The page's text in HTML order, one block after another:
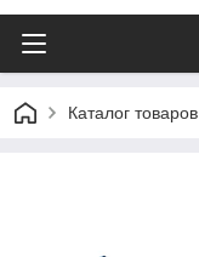
Каталог товаров